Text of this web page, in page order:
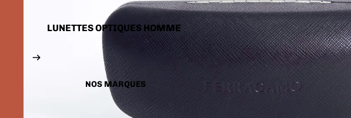
LUNETTES OPTIQUES HOMME
LUNETTES OPTIQUES FEMME
LUNETTES OPTIQUES
ENFANTSNOS MARQUES